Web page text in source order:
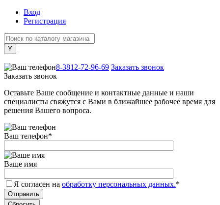
Вход
Регистрация
8-3812-72-96-69 Заказать звонок
Заказать звонок
Оставьте Ваше сообщение и контактные данные и наши
специалисты свяжутся с Вами в ближайшее рабочее время для
решения Вашего вопроса.
Ваш телефон*
Ваше имя
Я согласен на обработку персональных данных.*